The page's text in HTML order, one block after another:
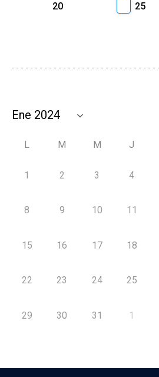
20
25
L M M J
1 2 3 4
8 9 10 11
15 16 17 18
22 23 24 25
29 30 31 1